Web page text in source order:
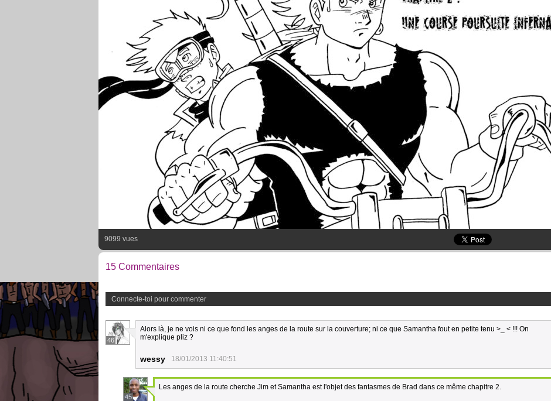
9099 vues
15 Commentaires
Connecte-toi pour commenter
46
Alors là, je ne vois ni ce que fond les anges de la route sur la couverture; ni ce que Samantha fout en petite tenu >_ < !!! On
m'explique pliz ?
wessy 18/01/2013 11:40:51
45
Les anges de la route cherche Jim et Samantha est l'objet des fantasmes de Brad dans ce même chapitre 2.